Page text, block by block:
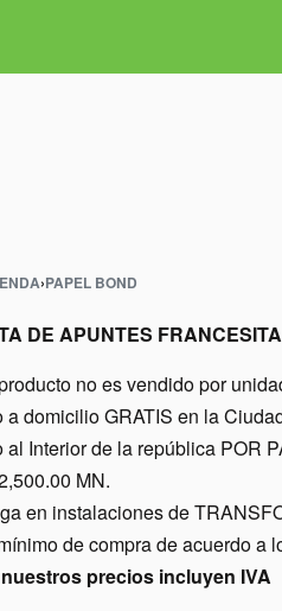
›PAPEL BOND
DE APUNTES FRANCESITA
no es vendido por
a domicilio GRATIS en la
al Interior de la república POR
MN.
en instalaciones de
de compra de acuerdo a
precios incluyen IVA